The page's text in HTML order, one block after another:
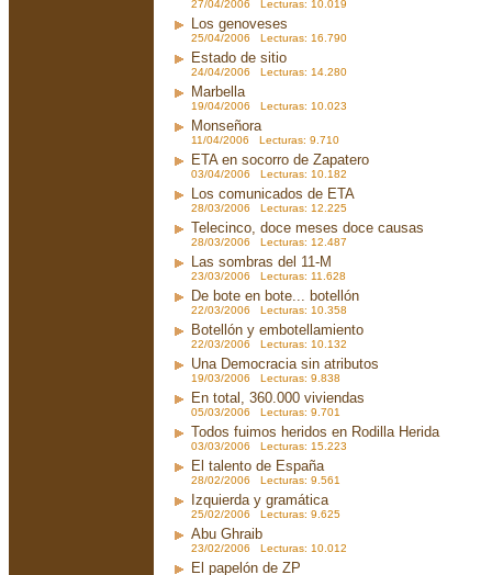
27/04/2006 Lecturas: 10.019
Los genoveses
25/04/2006 Lecturas: 16.790
Estado de sitio
24/04/2006 Lecturas: 14.280
Marbella
19/04/2006 Lecturas: 10.023
Monseñora
11/04/2006 Lecturas: 9.710
ETA en socorro de Zapatero
03/04/2006 Lecturas: 10.182
Los comunicados de ETA
28/03/2006 Lecturas: 12.225
Telecinco, doce meses doce causas
28/03/2006 Lecturas: 12.487
Las sombras del 11-M
23/03/2006 Lecturas: 11.628
De bote en bote... botellón
22/03/2006 Lecturas: 10.358
Botellón y embotellamiento
22/03/2006 Lecturas: 10.132
Una Democracia sin atributos
19/03/2006 Lecturas: 9.838
En total, 360.000 viviendas
05/03/2006 Lecturas: 9.701
Todos fuimos heridos en Rodilla Herida
03/03/2006 Lecturas: 15.223
El talento de España
28/02/2006 Lecturas: 9.561
Izquierda y gramática
25/02/2006 Lecturas: 9.625
Abu Ghraib
23/02/2006 Lecturas: 10.012
El papelón de ZP